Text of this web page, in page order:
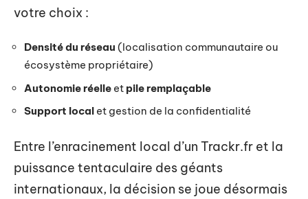
votre choix :
Densité du réseau (localisation communautaire ou
écosystème propriétaire)
Autonomie réelle et pile remplaçable
Support local et gestion de la confidentialité
Entre l’enracinement local d’un Trackr.fr et la
puissance tentaculaire des géants
internationaux, la décision se joue désormais